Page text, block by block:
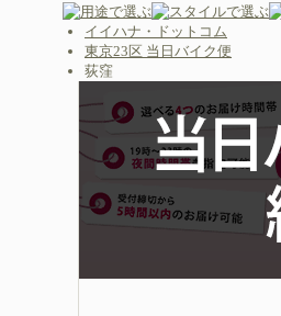
イイハナ・ドットコム
東京23区 当日バイク便
荻窪